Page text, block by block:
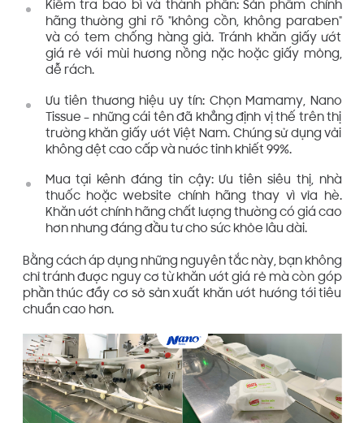
Kiểm tra bao bì và thành phần: Sản phẩm chính
hãng thường ghi rõ "không cồn, không paraben"
và có tem chống hàng giả. Tránh khăn giấy ướt
giá rẻ với mùi hương nồng nặc hoặc giấy mỏng,
dễ rách.
Ưu tiên thương hiệu uy tín: Chọn Mamamy, Nano
Tissue – những cái tên đã khẳng định vị thế trên thị
trường khăn giấy ướt Việt Nam. Chúng sử dụng vải
không dệt cao cấp và nước tinh khiết 99%.
Mua tại kênh đáng tin cậy: Ưu tiên siêu thị, nhà
thuốc hoặc website chính hãng thay vì vỉa hè.
Khăn ướt chính hãng chất lượng thường có giá cao
hơn nhưng đáng đầu tư cho sức khỏe lâu dài.
Bằng cách áp dụng những nguyên tắc này, bạn không
chỉ tránh được nguy cơ từ khăn ướt giá rẻ mà còn góp
phần thúc đẩy cơ sở sản xuất khăn ướt hướng tới tiêu
chuẩn cao hơn.